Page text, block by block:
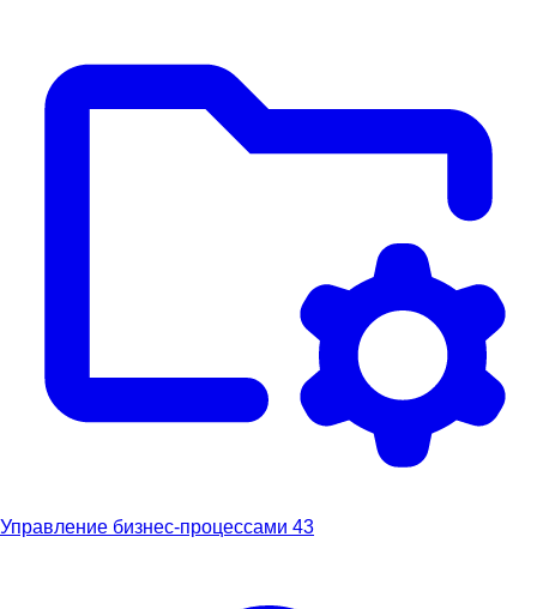
Управление бизнес-процессами 43